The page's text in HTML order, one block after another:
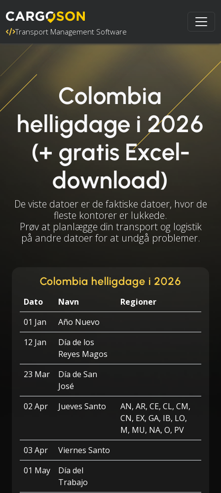
Transport Management Software
Colombia
helligdage i 2026
(+ gratis Excel-
download)
De viste datoer er de faktiske datoer, hvor de
fleste kontorer er lukkede.
Prøv at planlægge din transport og logistik
på andre datoer for at undgå problemer.
Colombia helligdage i 2026
Dato Navn
Regioner
01 Jan
Año Nuevo
12 Jan
Día de los
Reyes Magos
23 Mar
Día de San
José
02 Apr
Jueves Santo
AN, AR, CE, CL, CM,
CN, EX, GA, IB, LO,
M, MU, NA, O, PV
03 Apr
Viernes Santo
01 May
Día del
Trabajo